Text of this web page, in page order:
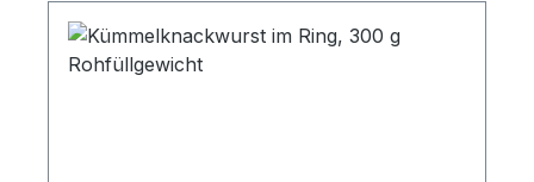
davon Zucker0,22 gEiweiß19,92 gSalz2,87 g